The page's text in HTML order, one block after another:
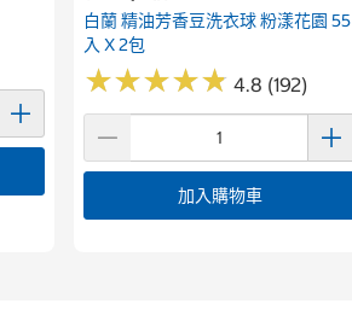
白蘭 精油芳香豆洗衣球 粉漾花園 55
入 X 2包
★★★★★
★★★★★ 4.8 (192)
加入購物車